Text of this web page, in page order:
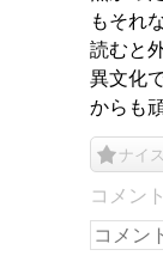
もそれ
読むと
異文化
からも
ナイス
コメン